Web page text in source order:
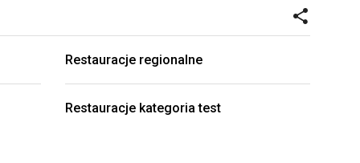
Restauracje regionalne
Restauracje kategoria test